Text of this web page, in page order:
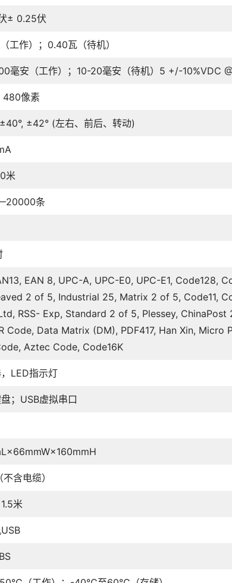
± 0.25伏
工作）；0.40瓦（待机）
毫安（工作）；10-20毫安（待机）5 +/-10%VDC
像素
±42° (左右、前后、转动)
米
条
EAN 8, UPC-A, UPC-E0, UPC-E1, Code128,
2 of 5, Industrial 25, Matrix 2 of 5, Code11,
RSS- Exp, Standard 2 of 5, Plessey, ChinaPost
Code, Data Matrix (DM), PDF417, Han Xin, Micro
Aztec Code, Code16K
LED指示灯
；USB虚拟串口
含电缆）
米